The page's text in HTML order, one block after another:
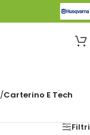
/Carterino E Tech
Filtri